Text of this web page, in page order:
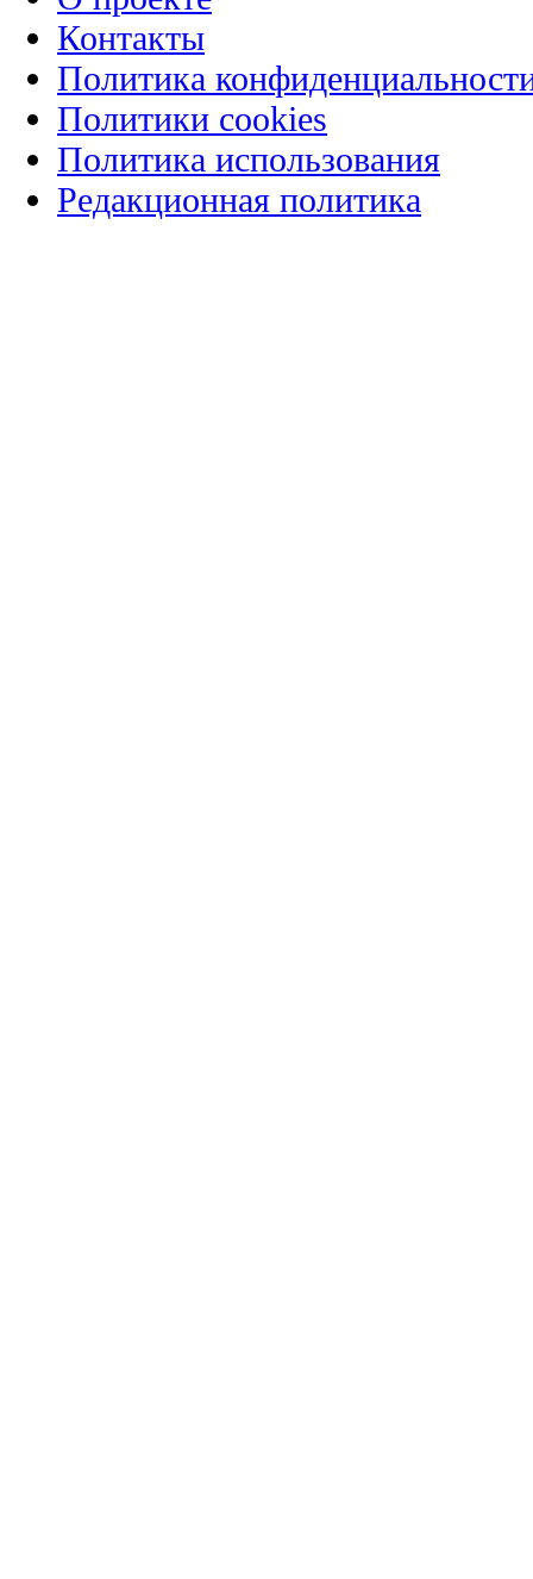
Контакты
Политика
Политики cookies
Политика использования
Редакционная политика